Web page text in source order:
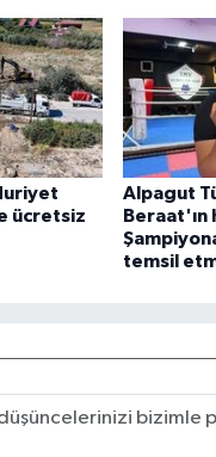
ücretsiz
Alpagut
Beraat'ın
temsil